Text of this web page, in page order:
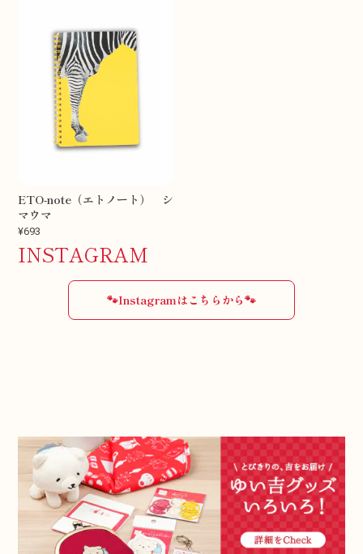
ETO-note（エトノート） シ
マウマ
¥693
INSTAGRAM
🐾Instagramはこちらから🐾